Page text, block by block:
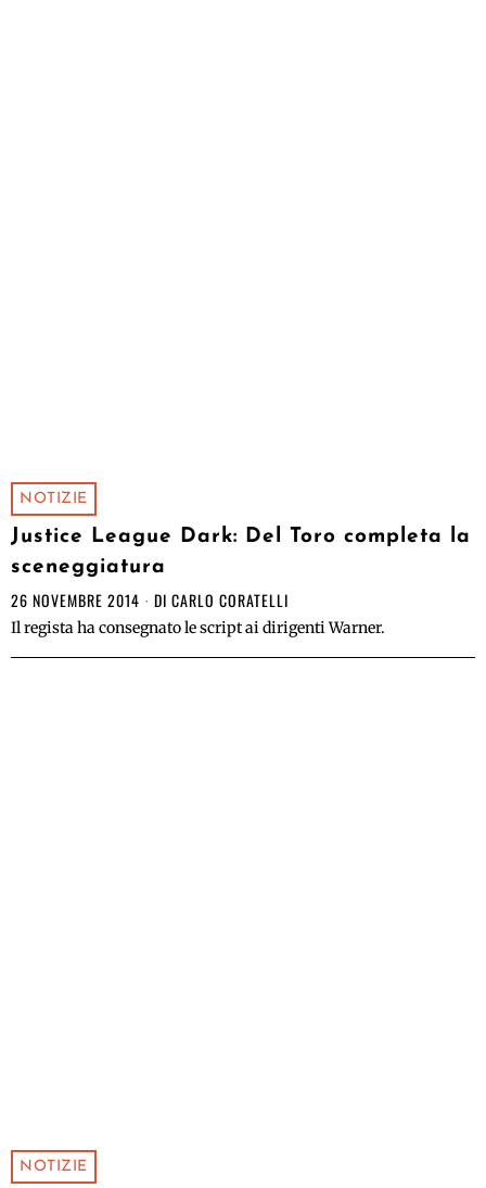
NOTIZIE
Justice League Dark: Del Toro completa la
sceneggiatura
26 NOVEMBRE 2014 DI CARLO CORATELLI
Il regista ha consegnato le script ai dirigenti Warner.
NOTIZIE